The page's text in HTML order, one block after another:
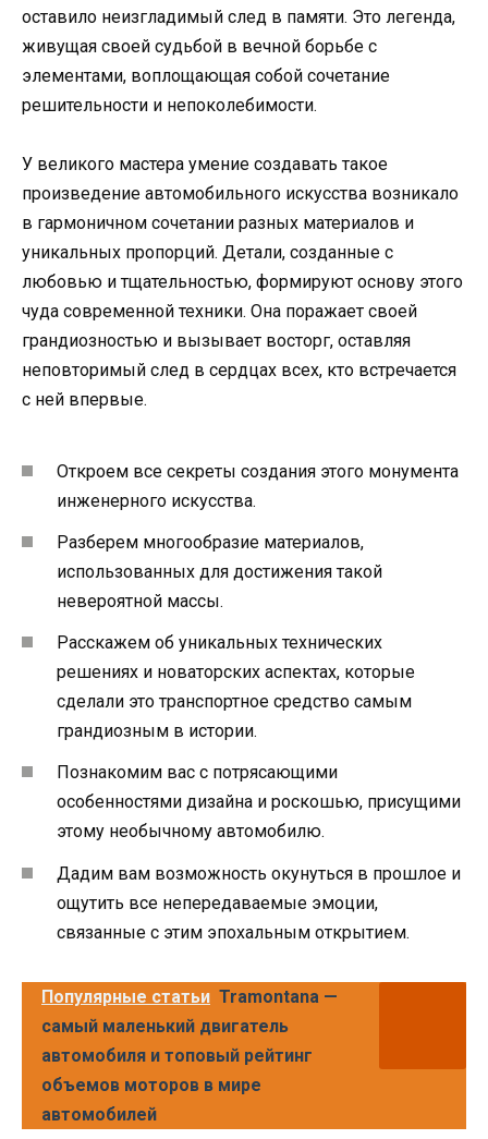
оставило неизгладимый след в памяти. Это легенда,
живущая своей судьбой в вечной борьбе с
элементами, воплощающая собой сочетание
решительности и непоколебимости.
У великого мастера умение создавать такое
произведение автомобильного искусства возникало
в гармоничном сочетании разных материалов и
уникальных пропорций. Детали, созданные с
любовью и тщательностью, формируют основу этого
чуда современной техники. Она поражает своей
грандиозностью и вызывает восторг, оставляя
неповторимый след в сердцах всех, кто встречается
с ней впервые.
Откроем все секреты создания этого монумента
инженерного искусства.
Разберем многообразие материалов,
использованных для достижения такой
невероятной массы.
Расскажем об уникальных технических
решениях и новаторских аспектах, которые
сделали это транспортное средство самым
грандиозным в истории.
Познакомим вас с потрясающими
особенностями дизайна и роскошью, присущими
этому необычному автомобилю.
Дадим вам возможность окунуться в прошлое и
ощутить все непередаваемые эмоции,
связанные с этим эпохальным открытием.
Популярные статьи Tramontana —
самый маленький двигатель
автомобиля и топовый рейтинг
объемов моторов в мире
автомобилей